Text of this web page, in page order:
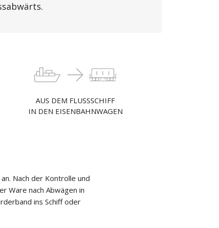
AUS DEM FLUSSSCHIFF
IN DEN EISENBAHNWAGEN
Nach der Kontrolle und
Ware nach Abwägen in
ins Schiff oder